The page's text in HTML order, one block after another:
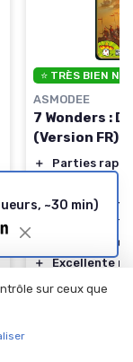
⭐ TRÈS BIEN
ASMODEE
7 Wonders :
(Version FR)
＋
Parties
＋
Grande
malgré des
Règles
＋
Excellente
~30 min)
sur ceux que